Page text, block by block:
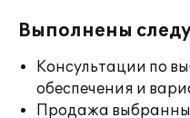
Выполнены
Консультации по
обеспечения и
Продажа